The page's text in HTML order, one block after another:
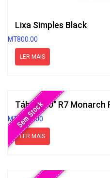
Lixa Simples Black
MT800.00
LER MAIS
Sem Stock
MT5,500.00
LER MAIS